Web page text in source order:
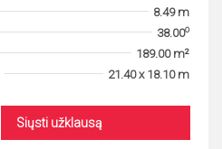
8.49 m
38.00o
189.00 m²
21.40 x 18.10 m
Siųsti užklausą